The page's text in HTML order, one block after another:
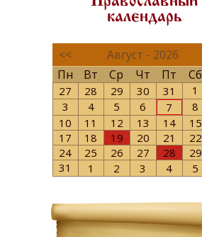
календарь
<< Август - 2026
Пн
Вт Ср Чт Пт Сб
27 28 29 30 31 1
3
4 5 6 7 8
10
11 12 13 14 15
17
18 19 20 21 22
24
25 26 27 28 29
31
1 2 3 4 5